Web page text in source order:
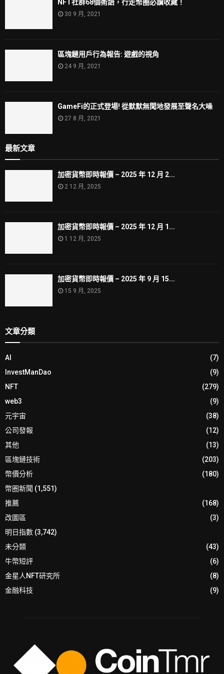
NFT社群68個術語，行走幣圈必讀收藏！
30 9 月, 2021
區塊鏈用戶行為報告: 遊戲的視角
24 9 月, 2021
GameFi的正式登場! 從默默無聞地發展至聲名大噪
27 8 月, 2021
最新文章
加密貨幣即時報價 – 2025 年 12 月 2...
2 12 月, 2025
加密貨幣即時報價 – 2025 年 12 月 1...
1 12 月, 2025
加密貨幣即時報價 – 2025 年 9 月 15...
15 9 月, 2025
文章分類
AI
(7)
InvestManDao
(9)
NFT
(279)
web3
(9)
元宇宙
(38)
公司發報
(12)
其他
(13)
區塊鏈技術
(203)
幣價分析
(180)
幣圈新聞 (1,551)
推薦
(168)
改圖區
(3)
明日指數 (3,742)
未分類
(43)
牛幣短評
(6)
金星人NFT研究所
(8)
金融科技
(9)